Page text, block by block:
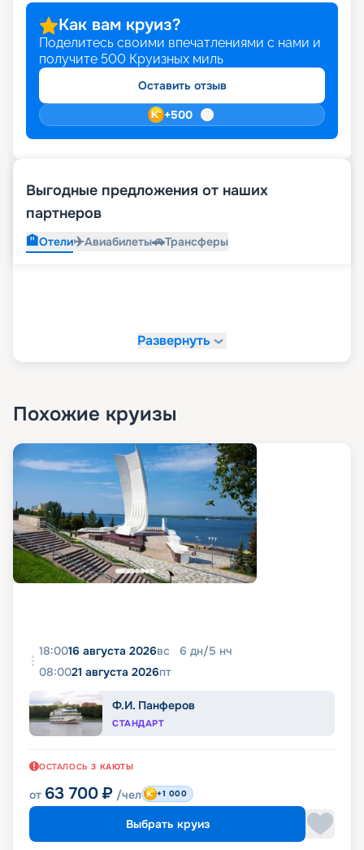
Как вам круиз?
Поделитесь своими впечатлениями с нами и
получите 500 Круизных миль
Оставить отзыв
+500
Выгодные предложения от наших
партнеров
🏨Отели✈️Авиабилеты🚗Трансферы
Развернуть
Похожие круизы
18:0016 августа 2026вс 6 дн/5 нч
08:0021 августа 2026пт
Ф.И. Панферов
СТАНДАРТ
ОСТАЛОСЬ 3 КАЮТЫ
от 63 700 ₽ /чел +1 000
Выбрать круиз